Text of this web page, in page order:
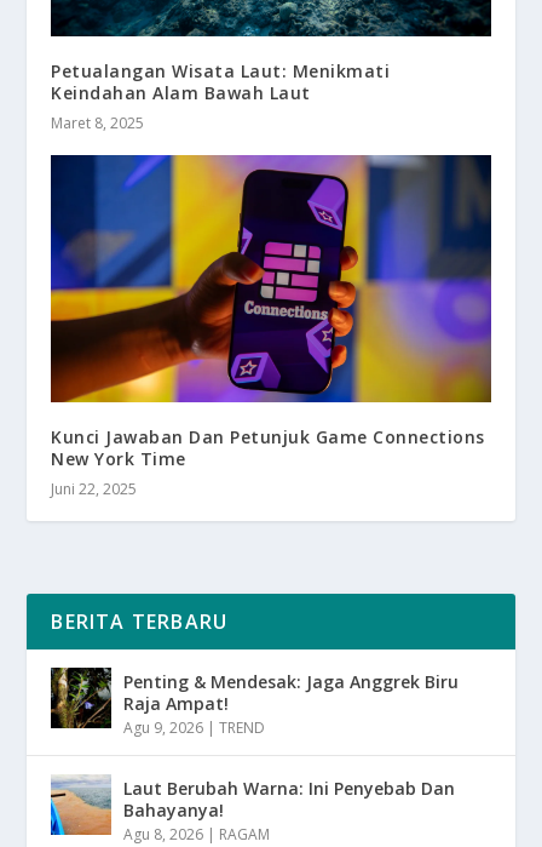
Petualangan Wisata Laut: Menikmati
Keindahan Alam Bawah Laut
Maret 8, 2025
Kunci Jawaban Dan Petunjuk Game Connections
New York Time
Juni 22, 2025
BERITA TERBARU
Penting & Mendesak: Jaga Anggrek Biru
Raja Ampat!
Agu 9, 2026 |TREND
Laut Berubah Warna: Ini Penyebab Dan
Bahayanya!
Agu 8, 2026 | RAGAM